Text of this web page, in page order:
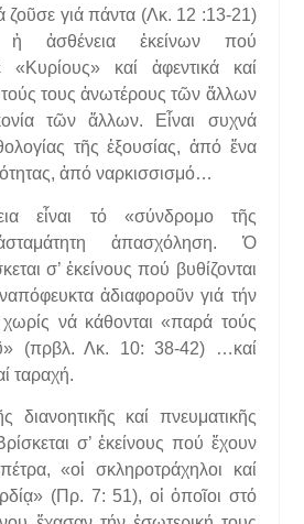
ζοῦσε γιά πάντα (Λκ. 12 :13-21)
ἀσθένεια ἐκείνων πού
«Κυρίους» καί ἀφεντικά καί
τους ἀνωτέρους τῶν ἄλλων
τῶν ἄλλων. Εἶναι συχνά
τῆς ἐξουσίας, ἀπό ἕνα
ἀπό ναρκισσισμό…
εἶναι τό «σύνδρομο τῆς
ἀπασχόληση. Ὁ
σ’ ἐκείνους πού βυθίζονται
ἀδιαφοροῦν γιά τήν
νά κάθονται «παρά τούς
(πρβλ. Λκ. 10: 38-42) …καί
ταραχή.
διανοητικῆς καί πνευματικῆς
σ’ ἐκείνους πού ἔχουν
«οἱ σκληροτράχηλοι καί
(Πρ. 7: 51), οἱ ὁποῖοι στό